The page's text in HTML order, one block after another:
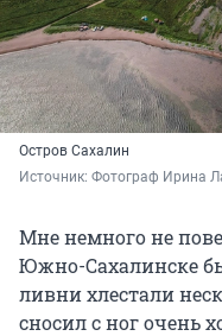
Остров Сахалин
Источник: Фотограф Ирина
Мне немного не
Южно-Сахалинске
ливни хлестали
сносил с ног очень